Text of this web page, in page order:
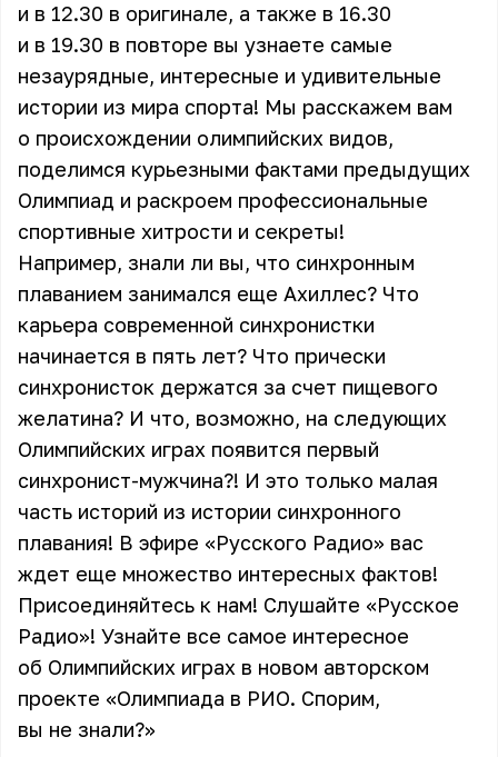
и в 12.30 в оригинале, а также в 16.30
и в 19.30 в повторе вы узнаете самые
незаурядные, интересные и удивительные
истории из мира спорта! Мы расскажем вам
о происхождении олимпийских видов,
поделимся курьезными фактами предыдущих
Олимпиад и раскроем профессиональные
спортивные хитрости и секреты!
Например, знали ли вы, что синхронным
плаванием занимался еще Ахиллес? Что
карьера современной синхронистки
начинается в пять лет? Что прически
синхронисток держатся за счет пищевого
желатина? И что, возможно, на следующих
Олимпийских играх появится первый
синхронист-мужчина?! И это только малая
часть историй из истории синхронного
плавания! В эфире «Русского Радио» вас
ждет еще множество интересных фактов!
Присоединяйтесь к нам! Слушайте «Русское
Радио»! Узнайте все самое интересное
об Олимпийских играх в новом авторском
проекте «Олимпиада в РИО. Спорим,
вы не знали?»